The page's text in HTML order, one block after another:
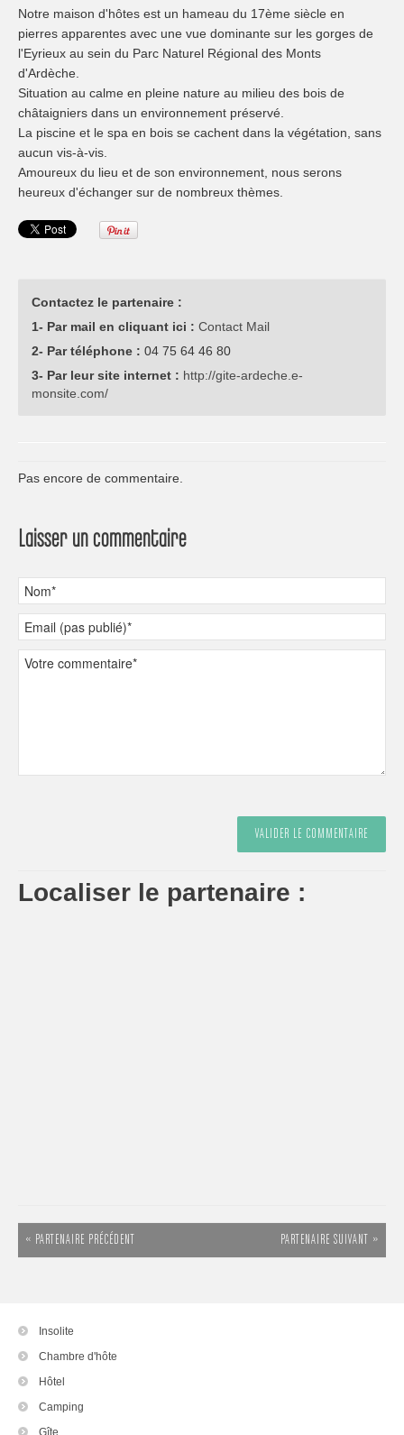
Notre maison d'hôtes est un hameau du 17ème siècle en
pierres apparentes avec une vue dominante sur les gorges de
l'Eyrieux au sein du Parc Naturel Régional des Monts
d'Ardèche.
Situation au calme en pleine nature au milieu des bois de
châtaigniers dans un environnement préservé.
La piscine et le spa en bois se cachent dans la végétation, sans
aucun vis-à-vis.
Amoureux du lieu et de son environnement, nous serons
heureux d'échanger sur de nombreux thèmes.
Contactez le partenaire :
1- Par mail en cliquant ici : Contact Mail
2- Par téléphone : 04 75 64 46 80
3- Par leur site internet : http://gite-ardeche.e-
monsite.com/
Pas encore de commentaire.
Laisser un commentaire
Localiser le partenaire :
« PARTENAIRE PRÉCÉDENT PARTENAIRE SUIVANT »
Insolite
Chambre d'hôte
Hôtel
Camping
Gîte